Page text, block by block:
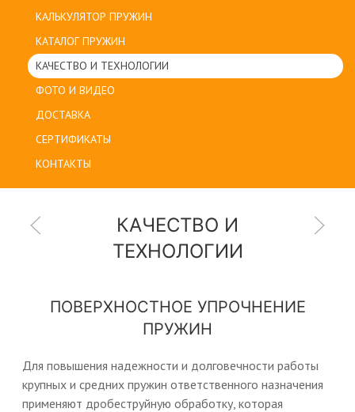
КАЛЬКУЛЯТОР ПРУЖИН
КАТАЛОГ ПРУЖИН
КАЧЕСТВО И ТЕХНОЛОГИИ
ФОТО И ВИДЕО
ДОСТАВКА
СЕРТИФИКАТЫ
КОНТАКТЫ
КАЧЕСТВО И
ТЕХНОЛОГИИ
ПОВЕРХНОСТНОЕ УПРОЧНЕНИЕ
ПРУЖИН
Для повышения надежности и долговечности работы
крупных и средних пружин ответственного назначения
применяют дробеструйную обработку, которая